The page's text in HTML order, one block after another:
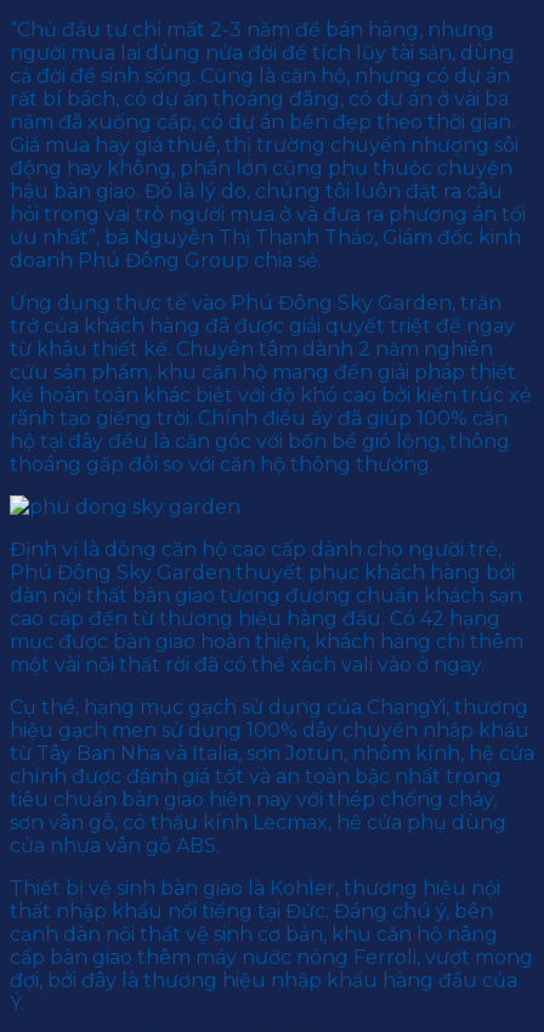
“Chủ đầu tư chỉ mất 2-3 năm để bán hàng, nhưng
người mua lại dùng nửa đời để tích lũy tài sản, dùng
cả đời để sinh sống. Cũng là căn hộ, nhưng có dự án
rất bí bách, có dự án thoáng đãng, có dự án ở vài ba
năm đã xuống cấp, có dự án bền đẹp theo thời gian.
Giá mua hay giá thuê, thị trường chuyển nhượng sôi
động hay không, phần lớn cũng phụ thuộc chuyện
hậu bàn giao. Đó là lý do, chúng tôi luôn đặt ra câu
hỏi trong vai trò người mua ở và đưa ra phương án tối
ưu nhất”, bà Nguyễn Thị Thanh Thảo, Giám đốc kinh
doanh Phú Đông Group chia sẻ.
Ứng dụng thực tế vào Phú Đông Sky Garden, trăn
trở của khách hàng đã được giải quyết triệt để ngay
từ khâu thiết kế. Chuyên tâm dành 2 năm nghiên
cứu sản phẩm, khu căn hộ mang đến giải pháp thiết
kế hoàn toàn khác biệt với độ khó cao bởi kiến trúc xẻ
rãnh tạo giếng trời. Chính điều ấy đã giúp 100% căn
hộ tại đây đều là căn góc với bốn bề gió lộng, thông
thoáng gấp đôi so với căn hộ thông thường.
Định vị là dòng căn hộ cao cấp dành cho người trẻ,
Phú Đông Sky Garden thuyết phục khách hàng bởi
dàn nội thất bàn giao tương đương chuẩn khách sạn
cao cấp đến từ thương hiệu hàng đầu. Có 42 hạng
mục được bàn giao hoàn thiện, khách hàng chỉ thêm
một vài nội thất rời đã có thể xách vali vào ở ngay.
Cụ thể, hạng mục gạch sử dụng của ChangYi, thương
hiệu gạch men sử dụng 100% dây chuyền nhập khẩu
từ Tây Ban Nha và Italia, sơn Jotun, nhôm kính, hệ cửa
chính được đánh giá tốt và an toàn bậc nhất trong
tiêu chuẩn bàn giao hiện nay với thép chống cháy,
sơn vân gỗ, có thấu kính Lecmax, hệ cửa phụ dùng
cửa nhựa vân gỗ ABS.
Thiết bị vệ sinh bàn giao là Kohler, thương hiệu nội
thất nhập khẩu nổi tiếng tại Đức. Đáng chú ý, bên
cạnh dàn nội thất vệ sinh cơ bản, khu căn hộ nâng
cấp bàn giao thêm máy nước nóng Ferroli, vượt mong
đợi, bởi đây là thương hiệu nhập khẩu hàng đầu của
Ý.